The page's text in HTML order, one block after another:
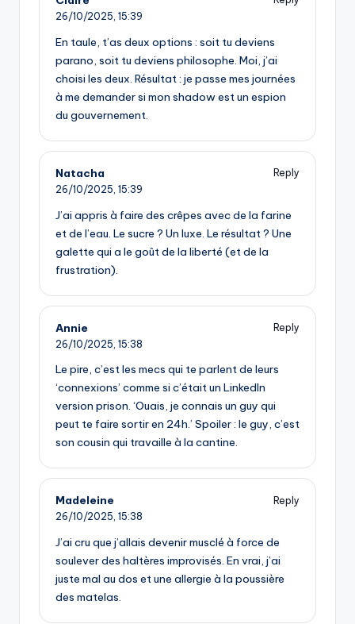
26/10/2025, 15:39
En taule, t’as deux options : soit tu deviens
parano, soit tu deviens philosophe. Moi, j’ai
choisi les deux. Résultat : je passe mes journées
à me demander si mon shadow est un espion
du gouvernement.
Natacha
Reply
26/10/2025, 15:39
J’ai appris à faire des crêpes avec de la farine
et de l’eau. Le sucre ? Un luxe. Le résultat ? Une
galette qui a le goût de la liberté (et de la
frustration).
Annie
Reply
26/10/2025, 15:38
Le pire, c’est les mecs qui te parlent de leurs
‘connexions’ comme si c’était un LinkedIn
version prison. ‘Ouais, je connais un guy qui
peut te faire sortir en 24h.’ Spoiler : le guy, c’est
son cousin qui travaille à la cantine.
Madeleine
Reply
26/10/2025, 15:38
J’ai cru que j’allais devenir musclé à force de
soulever des haltères improvisés. En vrai, j’ai
juste mal au dos et une allergie à la poussière
des matelas.